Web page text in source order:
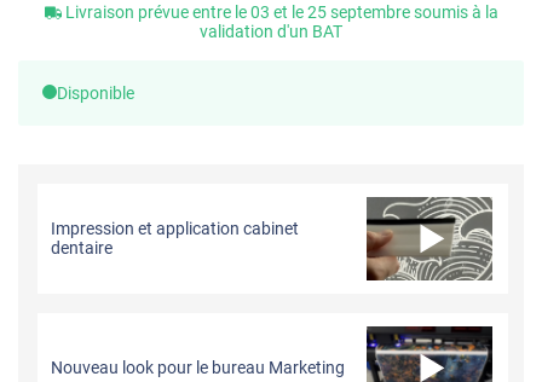
Livraison prévue entre le 03 et le 25 septembre soumis à la
validation d'un BAT
Disponible
Impression et application cabinet
dentaire
Nouveau look pour le bureau Marketing